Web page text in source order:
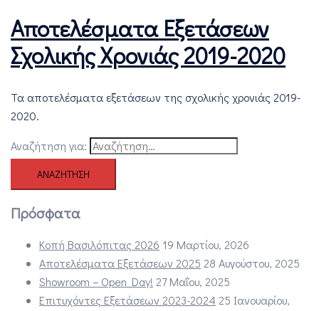
Αποτελέσματα Εξετάσεων
Σχολικής Χρονιάς 2019-2020
Τα αποτελέσματα εξετάσεων της σχολικής χρονιάς 2019-
2020.
Αναζήτηση για:
Πρόσφατα
Κοπή Βασιλόπιτας 2026 19 Μαρτίου, 2026
Αποτελέσματα Εξετάσεων 2025 28 Αυγούστου, 2025
Showroom – Open Day! 27 Μαΐου, 2025
Επιτυχόντες Εξετάσεων 2023-2024 25 Ιανουαρίου,